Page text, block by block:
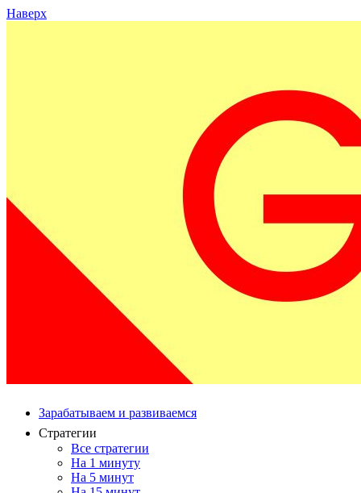
Наверх
Зарабатываем и развиваемся
Стратегии
Все стратегии
На 1 минуту
На 5 минут